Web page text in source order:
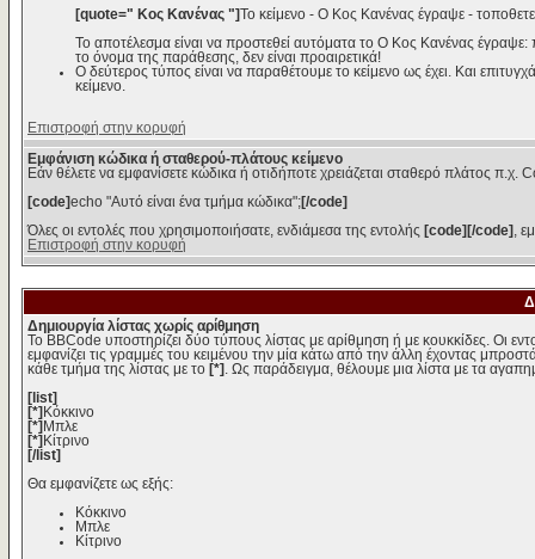
[quote=" Κος Κανένας "]Το κείμενο - Ο Κος Κανένας έγραψε -
Το αποτέλεσμα είναι να προστεθεί αυτόματα το Ο Κος Κανένας
το όνομα της παράθεσης, δεν είναι προαιρετικά!
Ο δεύτερος τύπος είναι να παραθέτουμε το κείμενο ως έχει. Και
κείμενο.
Επιστροφή στην κορυφή
Εμφάνιση κώδικα ή σταθερού-πλάτους κείμενο
Εάν θέλετε να εμφανίσετε κώδικα ή οτιδήποτε χρειάζεται σταθερό πλάτος π.χ.
[code] echo "Αυτό είναι ένα τμήμα κώδικα"; [/code]
Όλες οι εντολές που χρησιμοποιήσατε, ενδιάμεσα της εντολής
[code][/code]
,
Επιστροφή στην κορυφή
Δημιουργία λίστας χωρίς αρίθμηση
Το BBCode υποστηρίζει δύο τύπους λίστας με αρίθμηση ή με κουκκίδες. Οι
εμφανίζει τις γραμμές του κειμένου την μία κάτω από την άλλη έχοντας
κάθε τμήμα της λίστας με το [*]
. Ως παράδειγμα, θέλουμε μια λίστα με τα
[list]
[*] Κόκκινο
[*] Μπλε
[*] Κίτρινο
[/list]
Θα εμφανίζετε ως εξής:
Κόκκινο
Μπλε
Κίτρινο